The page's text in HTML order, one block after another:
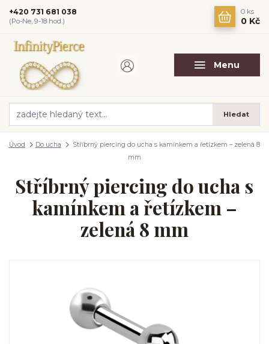
Menu
Hledat
+420 731 681 038
(Po-Ne, 9-18 hod.)
0 ks
0 Kč
Úvod Do ucha
Stříbrný piercing do ucha s kamínkem a řetízkem – zelená 8
mm
Stříbrný piercing do ucha s
kamínkem a řetízkem –
zelená 8 mm